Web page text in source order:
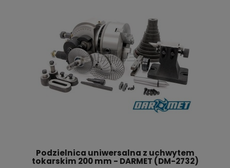
Podzielnica uniwersalna z uchwytem
tokarskim 200 mm - DARMET (DM-2732)